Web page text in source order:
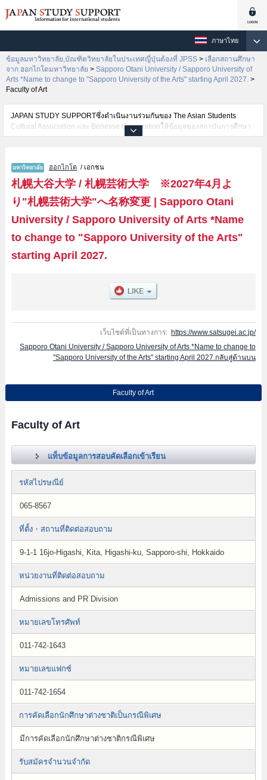
ภาษาไทย
ข้อมูลมหาวิทยาลัย,บัณฑิตวิทยาลัยในประเทศญี่ปุ่นต้องที่ JPSS > เลือกสถานศึกษา
จาก ฮอกไกโดมหาวิทยาลัย > Sapporo Otani University / Sapporo University of
Arts *Name to change to "Sapporo University of the Arts" starting April 2027. >
Faculty of Art
JAPAN STUDY SUPPORTซึ่งดำเนินงานร่วมกันของ The Asian Students
Cultural Association และ Benesse Corporationให้ข้อมูลของสถาบันการศึกษา
ระดับมหาวิทยาลัย・บัณฑิตวิทยาลัย・วิทยาลัยระดับอนุปริญญา・วิทยาลัย
Arts *Name to change to "Sapporo University of the Arts" starting April
2027.,ข้อมูลจำเป็นสำหรับนักศึกษาต่างชาติเช่นข้อมูลของแต่ละคณะ,ข้อมูลการ
สอบคัดเลือกเข้าศึกษาเช่นจำนวนคนที่รับสมัครหรือจำนวนคนที่ผ่านการสอบคัด
เลือกเป็นต้น,แนะนำสถานที่,การเดินทางเป็นต้นไว้ด้วยดังนั้นขอเชิญใช้บริการ
ฮอกไกโด / เอกชน
札幌大谷大学 / 札幌芸術大学 ※2027年4月よ
り"札幌芸術大学"へ名称変更| Sapporo Otani
University / Sapporo University of Arts *Name
to change to "Sapporo University of the Arts"
starting April 2027.
เว็บไซต์ที่เป็นทางการ: https://www.satsugei.ac.jp/
Sapporo Otani University / Sapporo University of Arts *Name to change to
"Sapporo University of the Arts" starting April 2027.กลับสู่ด้านบน
Faculty of Art
Faculty of Art
แท็บข้อมูลการสอบคัดเลือกเข้าเรียน
รหัสไปรษณีย์
065-8567
ที่ตั้ง・สถานที่ติดต่อสอบถาม
9-1-1 16jo-Higashi, Kita, Higashi-ku, Sapporo-shi, Hokkaido
หน่วยงานที่ติดต่อสอบถาม
Admissions and PR Division
หมายเลขโทรศัพท์
011-742-1643
หมายเลขแฟกซ์
011-742-1654
การคัดเลือกนักศึกษาต่างชาติเป็นกรณีพิเศษ
มีการคัดเลือกนักศึกษาต่างชาติกรณีพิเศษ
รับสมัครจำนวนจำกัด